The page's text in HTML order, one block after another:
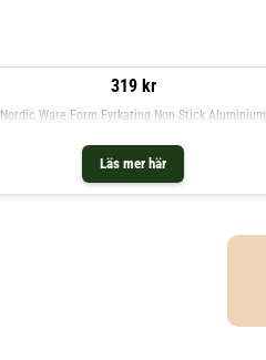
319 kr
Läs mer här
Nordic Ware Form Fyrkating Non Stick Aluminium